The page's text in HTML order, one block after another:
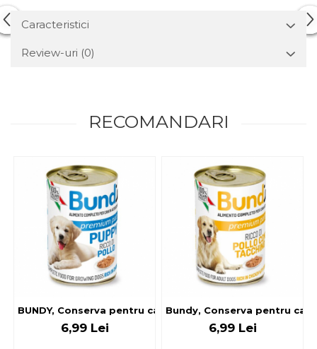
Caracteristici
Review-uri (0)
RECOMANDARI
BUNDY, Conserva pentru catei, cu pui 400g
6,99 Lei
Bundy, Conserva pentru
6,99 Lei